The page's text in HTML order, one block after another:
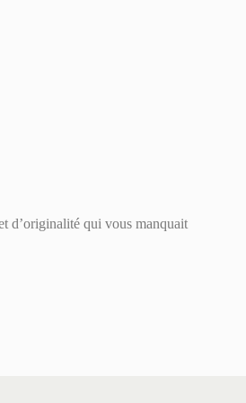
d’originalité qui vous manquait